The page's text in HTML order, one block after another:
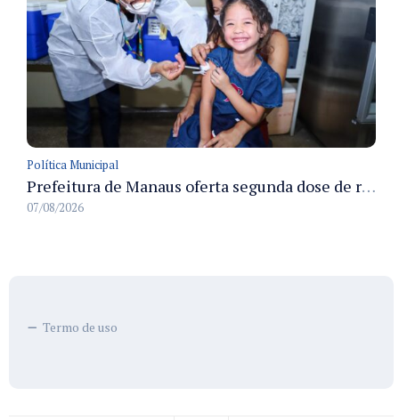
Política Municipal
Prefeitura de Manaus oferta segunda dose de reforço da vacina contra a poliomielite para crianças de 4 anos durante Campanha de Multivacinação 2026
07/08/2026
Termo de uso